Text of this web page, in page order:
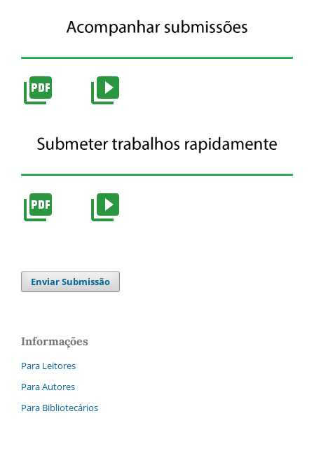
Enviar Submissão
Informações
Para Leitores
Para Autores
Para Bibliotecários